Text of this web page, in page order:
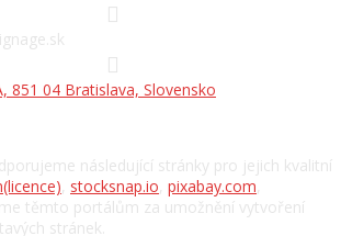
851 04 Bratislava, Slovensko
následující stránky pro jejich kvalitní
(licence), stocksnap.io, pixabay.com,
těmto portálům za umožnění vytvoření
stránek.